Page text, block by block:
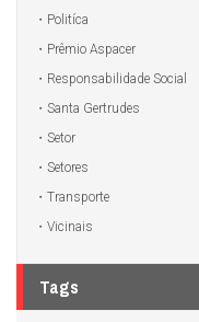
Politíca
Prêmio Aspacer
Responsabilidade Social
Santa Gertrudes
Setor
Setores
Transporte
Vicinais
Tags